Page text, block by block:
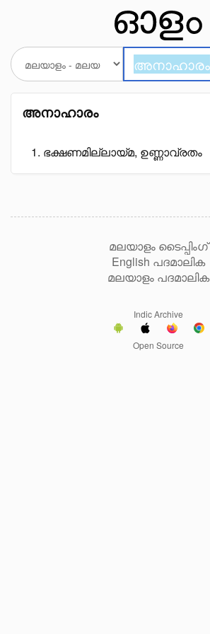
അനാഹാരം
ഭക്ഷണമില്ലായ്മ, ഉണ്ണാവ്രതം
മലയാളം ടൈപ്പിംഗ്
English പദമാലിക
മലയാളം പദമാലിക
Indic Archive
Open Source